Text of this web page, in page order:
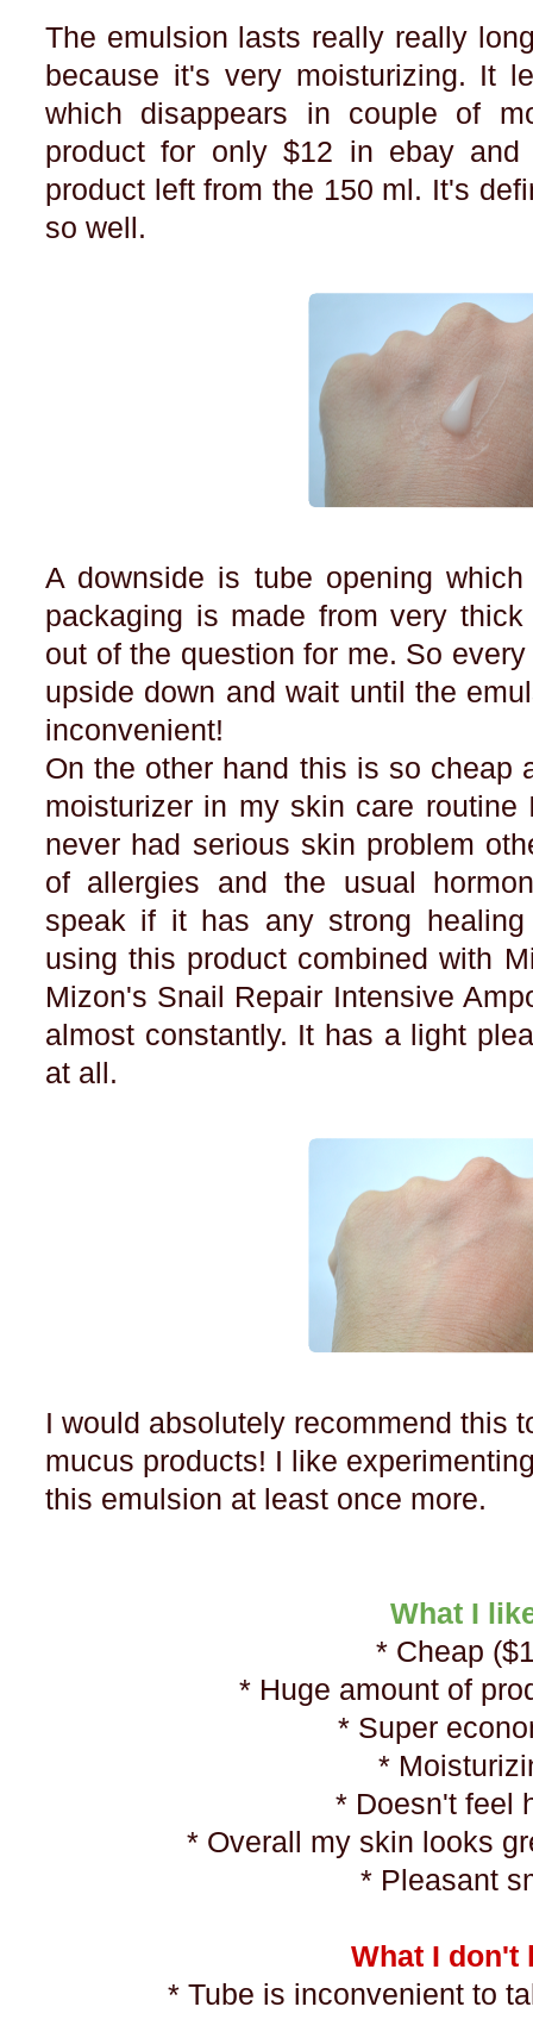
The emulsion lasts really really
because it's very moisturizing. It
which disappears in couple of
product for only $12 in ebay
product left from the 150 ml. It's
so well.
A downside is tube opening
packaging is made from very
out of the question for me. So
upside down and wait until the
inconvenient!
On the other hand this is so cheap
moisturizer in my skin care
never had serious skin problem
of allergies and the usual
speak if it has any strong
using this product combined with
Mizon's Snail Repair Intensive
almost constantly. It has a light
at all.
I would absolutely recommend this
mucus products! I like
this emulsion at least once more.
What I
* Cheap
* Huge amount of
* Super
*
* Doesn't feel
* Overall my skin looks
* Pleasant
What I
* Tube is inconvenient to